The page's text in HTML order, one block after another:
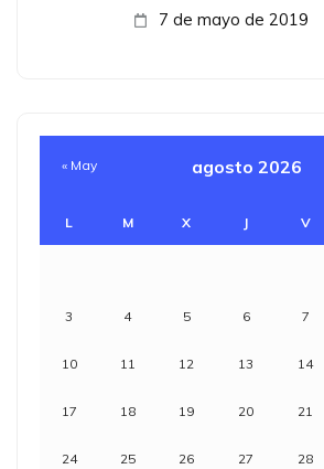
7 de mayo de 2019
agosto 2026
L M X J V
3 4 5 6 7
10 11 12 13 14
17 18 19 20 21
24 25 26 27 28
« May